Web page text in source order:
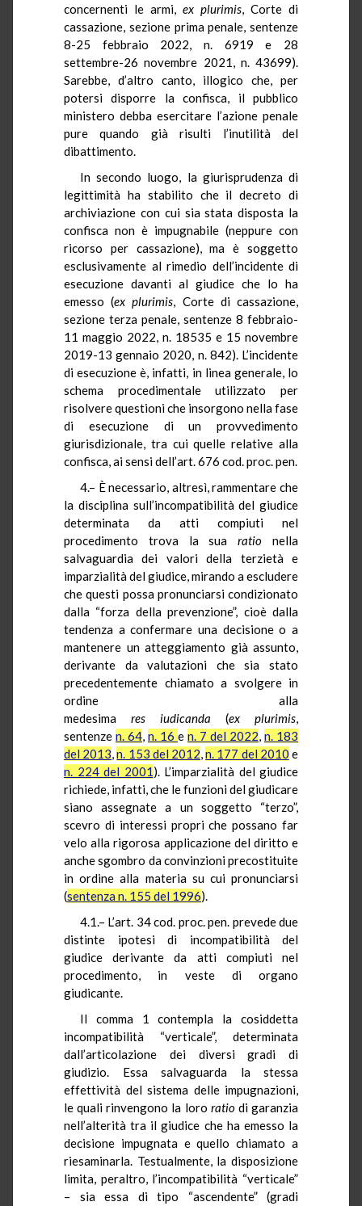
concernenti le armi, ex plurimis, Corte di
cassazione, sezione prima penale, sentenze
8-25 febbraio 2022, n. 6919 e 28
settembre-26 novembre 2021, n. 43699).
Sarebbe, d’altro canto, illogico che, per
potersi disporre la confisca, il pubblico
ministero debba esercitare l’azione penale
pure quando già risulti l’inutilità del
dibattimento.
In secondo luogo, la giurisprudenza di
legittimità ha stabilito che il decreto di
archiviazione con cui sia stata disposta la
confisca non è impugnabile (neppure con
ricorso per cassazione), ma è soggetto
esclusivamente al rimedio dell’incidente di
esecuzione davanti al giudice che lo ha
emesso (explurimis, Corte di cassazione,
sezione terza penale, sentenze 8 febbraio-
11 maggio 2022, n. 18535 e 15 novembre
2019-13 gennaio 2020, n. 842). L’incidente
di esecuzione è, infatti, in linea generale, lo
schema procedimentale utilizzato per
risolvere questioni che insorgono nella fase
di esecuzione di un provvedimento
giurisdizionale, tra cui quelle relative alla
confisca, ai sensi dell’art. 676 cod. proc. pen.
4.– È necessario, altresì, rammentare che
la disciplina sull’incompatibilità del giudice
determinata da atti compiuti nel
procedimento trova la suaratio nella
salvaguardia dei valori della terzietà e
imparzialità del giudice, mirando a escludere
che questi possa pronunciarsi condizionato
dalla “forza della prevenzione”, cioè dalla
tendenza a confermare una decisione o a
mantenere un atteggiamento già assunto,
derivante da valutazioni che sia stato
precedentemente chiamato a svolgere in
ordine alla
medesima res iudicanda (ex plurimis,
sentenze n. 64, n. 16 e n. 7 del 2022, n. 183
del 2013,n. 153 del 2012,n. 177 del 2010 e
n. 224 del 2001). L’imparzialità del giudice
richiede, infatti, che le funzioni del giudicare
siano assegnate a un soggetto “terzo”,
scevro di interessi propri che possano far
velo alla rigorosa applicazione del diritto e
anche sgombro da convinzioni precostituite
in ordine alla materia su cui pronunciarsi
(sentenza n. 155 del 1996).
4.1.– L’art. 34 cod. proc. pen. prevede due
distinte ipotesi di incompatibilità del
giudice derivante da atti compiuti nel
procedimento, in veste di organo
giudicante.
Il comma 1 contempla la cosiddetta
incompatibilità “verticale”, determinata
dall’articolazione dei diversi gradi di
giudizio. Essa salvaguarda la stessa
effettività del sistema delle impugnazioni,
le quali rinvengono la loro ratiodi garanzia
nell’alterità tra il giudice che ha emesso la
decisione impugnata e quello chiamato a
riesaminarla. Testualmente, la disposizione
limita, peraltro, l’incompatibilità “verticale”
– sia essa di tipo “ascendente” (gradi